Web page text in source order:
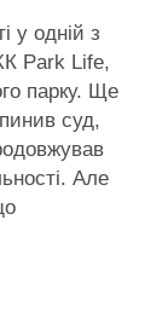
у одній з
Park Life,
парку. Ще
суд,
Але